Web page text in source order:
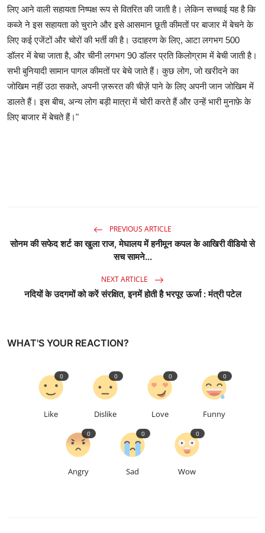
लिए आने वाली सहायता निष्पक्ष रूप से वितरित की जाती है। लेकिन सच्चाई यह है कि
कब्जे ने इस सहायता को चुराने और इसे आसमान छूती कीमतों पर बाजार में बेचने के
लिए कई एजेंटों और चोरों की भर्ती की है। उदाहरण के लिए, आटा लगभग 500
डॉलर में बेचा जाता है, और चीनी लगभग 90 डॉलर प्रति किलोग्राम में बेची जाती है।
सभी बुनियादी सामान पागल कीमतों पर बेचे जाते हैं। कुछ लोग, जो खरीदने का
जोखिम नहीं उठा सकते, अपनी ज़रूरत की चीज़ें पाने के लिए अपनी जान जोखिम में
डालते हैं। इस बीच, अन्य लोग बड़ी मात्रा में चोरी करते हैं और उन्हें भारी मुनाफ़े के
लिए बाजार में बेचते हैं।"
PREVIOUS ARTICLE
सोनम की सफेद शर्ट का खुला राज, मेघालय में हनीमून कपल के आखिरी वीडियो से
सच सामने...
NEXT ARTICLE
नदियों के उदगमों को करें संरक्षित, इनमें होती है भरपूर ऊर्जा : मंत्री पटेल
WHAT'S YOUR REACTION?
Like
0
Dislike
0
Love
0
Funny
0
Angry
0
Sad
0
Wow
0